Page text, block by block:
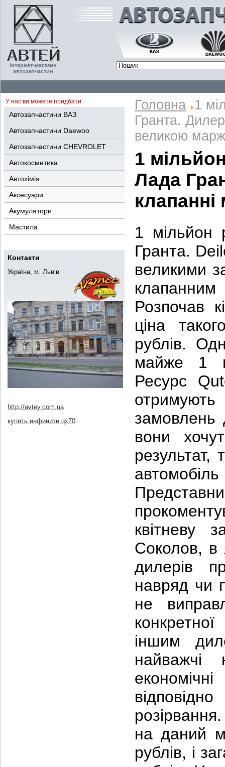
інтернет-магазин
автозапчастин
У нас ви можете придбати:
Автозапчастини ВАЗ
Автозапчастини Daewoo
Автозапчастини CHEVROLET
Автокосметика
Автохімія
Аксесуари
Акумулятори
Мастила
Контакти
Україна, м. Львів
http://avtey.com.ua
купить инфинити qx70
Головна
1
Гранта.
великою
1
Лада
1 мільйон
Гранта.
великими
Розпочав
ціна
рублів.
майже 1
Ресурс
замовлень
вони
результат,
квітневу
Соколов, в
дилерів
навряд чи
не
іншим
найважчі
на даний
рублів, і